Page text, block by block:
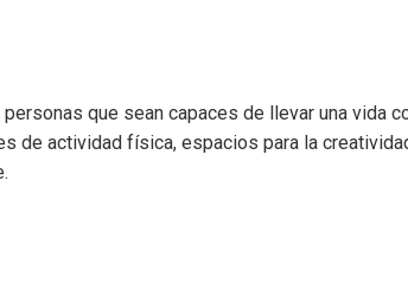
que sean capaces de llevar una vida
de actividad física, espacios para la